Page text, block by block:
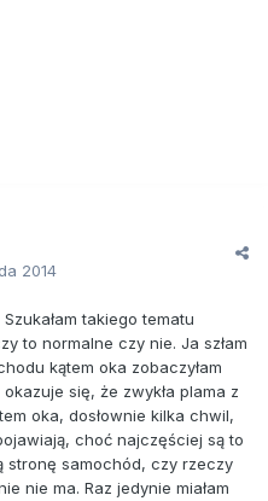
2014
takiego tematu
to normalne czy nie. Ja szłam
kątem oka zobaczyłam
się, że zwykła plama z
oka, dosłownie kilka chwil,
choć najczęściej są to
stronę samochód, czy rzeczy
nie ma. Raz jedynie miałam